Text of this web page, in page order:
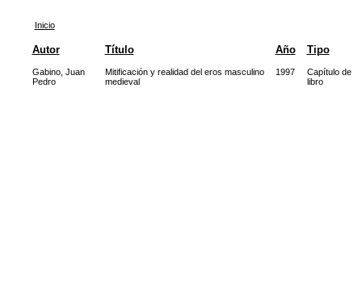
Inicio
Autor Título Año Tipo
Gabino, Juan
Pedro
Mitificación y realidad del eros masculino
medieval
1997
Capítulo de
libro